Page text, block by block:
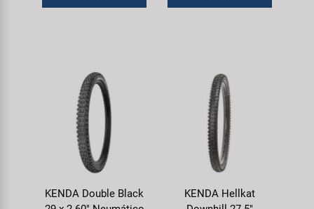
KENDA Double Black
KENDA Hellkat